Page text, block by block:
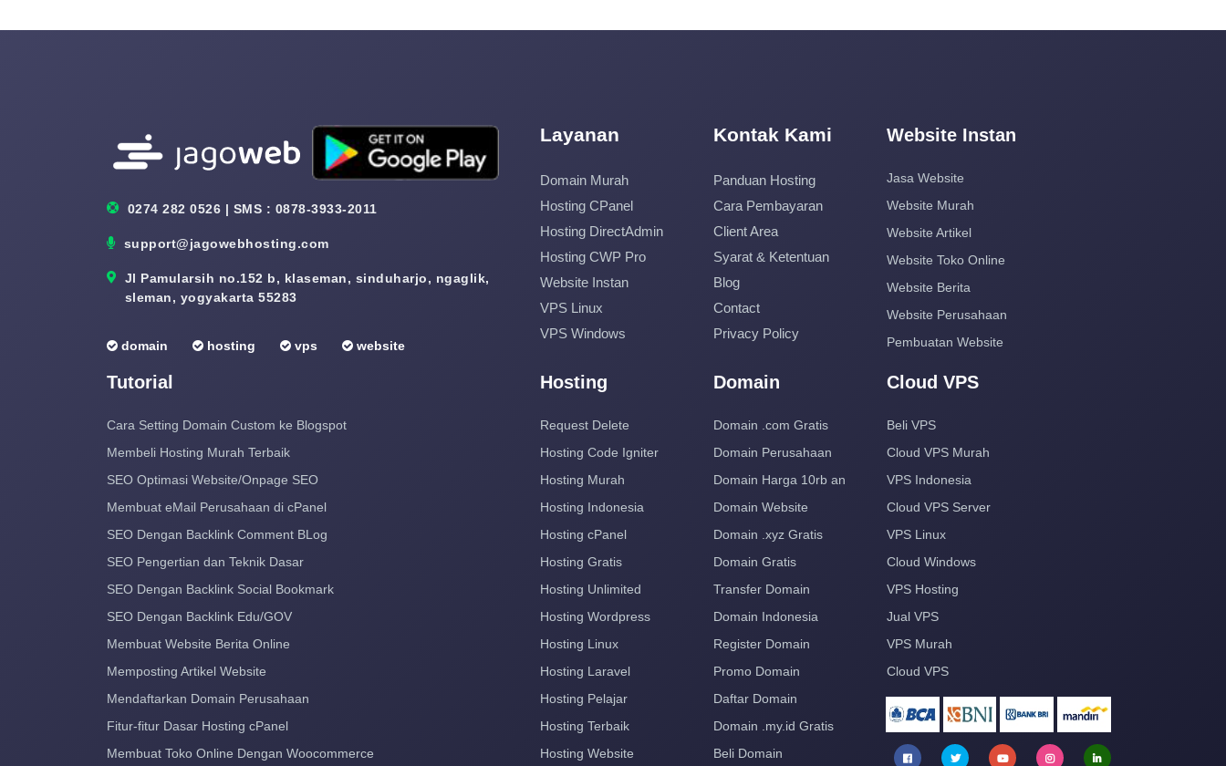
0274 282 0526 | SMS : 0878-3933-2011
support@jagowebhosting.com
Jl Pamularsih no.152 b, klaseman, sinduharjo, ngaglik,
sleman, yogyakarta 55283
domain hosting vps website
Layanan
Domain Murah
Hosting CPanel
Hosting DirectAdmin
Hosting CWP Pro
Website Instan
VPS Linux
VPS Windows
Kontak Kami
Panduan Hosting
Cara Pembayaran
Client Area
Syarat & Ketentuan
Blog
Contact
Privacy Policy
Website Instan
Jasa Website
Website Murah
Website Artikel
Website Toko Online
Website Berita
Website Perusahaan
Pembuatan Website
Tutorial
Cara Setting Domain Custom ke Blogspot
Membeli Hosting Murah Terbaik
SEO Optimasi Website/Onpage SEO
Membuat eMail Perusahaan di cPanel
SEO Dengan Backlink Comment BLog
SEO Pengertian dan Teknik Dasar
SEO Dengan Backlink Social Bookmark
SEO Dengan Backlink Edu/GOV
Membuat Website Berita Online
Memposting Artikel Website
Mendaftarkan Domain Perusahaan
Fitur-fitur Dasar Hosting cPanel
Membuat Toko Online Dengan Woocommerce
Hosting
Request Delete
Hosting Code Igniter
Hosting Murah
Hosting Indonesia
Hosting cPanel
Hosting Gratis
Hosting Unlimited
Hosting Wordpress
Hosting Linux
Hosting Laravel
Hosting Pelajar
Hosting Terbaik
Hosting Website
Domain
Domain .com Gratis
Domain Perusahaan
Domain Harga 10rb an
Domain Website
Domain .xyz Gratis
Domain Gratis
Transfer Domain
Domain Indonesia
Register Domain
Promo Domain
Daftar Domain
Domain .my.id Gratis
Beli Domain
Cloud VPS
Beli VPS
Cloud VPS Murah
VPS Indonesia
Cloud VPS Server
VPS Linux
Cloud Windows
VPS Hosting
Jual VPS
VPS Murah
Cloud VPS